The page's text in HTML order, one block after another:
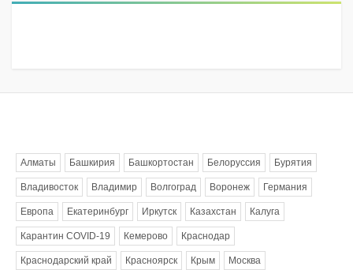
Алматы Башкирия Башкортостан Белоруссия Бурятия
Владивосток Владимир Волгоград Воронеж Германия
Европа Екатеринбург Иркутск Казахстан Калуга
Карантин COVID-19 Кемерово Краснодар
Краснодарский край Красноярск Крым Москва